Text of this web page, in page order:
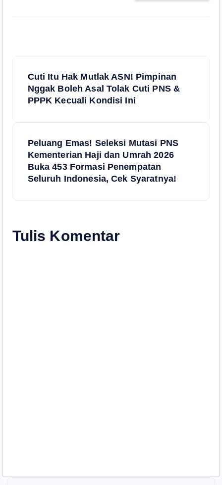
i
Cuti Itu Hak Mutlak ASN! Pimpinan
Nggak Boleh Asal Tolak Cuti PNS &
PPPK Kecuali Kondisi Ini
Peluang Emas! Seleksi Mutasi PNS
Kementerian Haji dan Umrah 2026
Buka 453 Formasi Penempatan
Seluruh Indonesia, Cek Syaratnya!
Tulis Komentar